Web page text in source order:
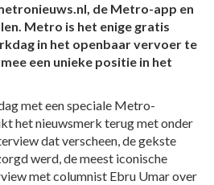
de Metro-app en
Metro is het enige gratis
in het openbaar vervoer te
een unieke positie in het
met een speciale Metro-
het nieuwsmerk terug met onder
dat verscheen, de gekste
werd, de meest iconische
met columnist Ebru Umar over